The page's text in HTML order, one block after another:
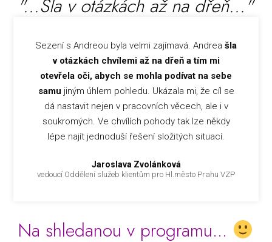
"...Šla v otázkách až na dřeň..."
Sezení s Andreou byla velmi zajímavá. Andrea šla
v otázkách chvílemi až na dřeň a tím mi
otevřela oči, abych se mohla podívat na sebe
samu jiným úhlem pohledu. Ukázala mi, že cíl se
dá nastavit nejen v pracovních věcech, ale i v
soukromých. Ve chvílích pohody tak lze někdy
lépe najít jednoduší řešení složitých situací.
Jaroslava Zvolánková
vedoucí Oddělení služeb klientům pro Hl.město Prahu VZP
Na shledanou v programu...